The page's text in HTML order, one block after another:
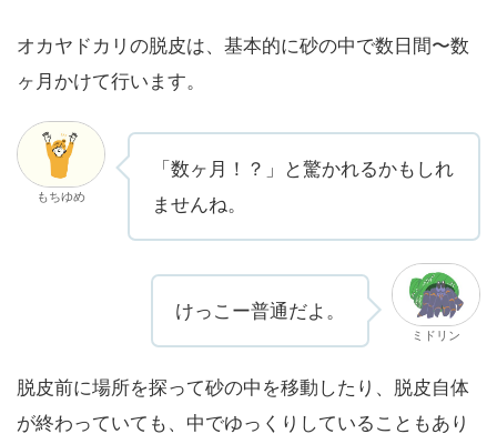
オカヤドカリの脱皮は、基本的に砂の中で数日間〜数
ヶ月かけて行います。
もちゆめ
「数ヶ月！？」と驚かれるかもしれ
ませんね。
けっこー普通だよ。
ミドリン
脱皮前に場所を探って砂の中を移動したり、脱皮自体
が終わっていても、中でゆっくりしていることもあり